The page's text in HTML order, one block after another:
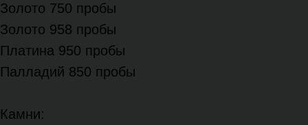
Золото 750 пробы
Золото 958 пробы
Платина 950 пробы
Палладий 850 пробы
Камни: